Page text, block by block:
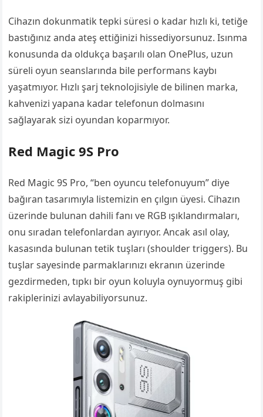
Cihazın dokunmatik tepki süresi o kadar hızlı ki, tetiğe
bastığınız anda ateş ettiğinizi hissediyorsunuz. Isınma
konusunda da oldukça başarılı olan OnePlus, uzun
süreli oyun seanslarında bile performans kaybı
yaşatmıyor. Hızlı şarj teknolojisiyle de bilinen marka,
kahvenizi yapana kadar telefonun dolmasını
sağlayarak sizi oyundan koparmıyor.
Red Magic 9S Pro
Red Magic 9S Pro, “ben oyuncu telefonuyum” diye
bağıran tasarımıyla listemizin en çılgın üyesi. Cihazın
üzerinde bulunan dahili fanı ve RGB ışıklandırmaları,
onu sıradan telefonlardan ayırıyor. Ancak asıl olay,
kasasında bulunan tetik tuşları (shoulder triggers). Bu
tuşlar sayesinde parmaklarınızı ekranın üzerinde
gezdirmeden, tıpkı bir oyun koluyla oynuyormuş gibi
rakiplerinizi avlayabiliyorsunuz.